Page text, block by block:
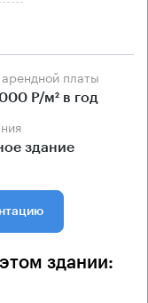
арендной платы
Р/м² в год
здание
здании: